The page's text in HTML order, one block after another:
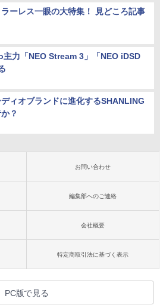
ーレス一眼の大特集！ 見どころ記事
力「NEO Stream 3」「NEO iDSD
ィオブランドに進化するSHANLING
？
お問い合わせ
編集部へのご連絡
会社概要
特定商取引法に基づく表示
PC版で見る